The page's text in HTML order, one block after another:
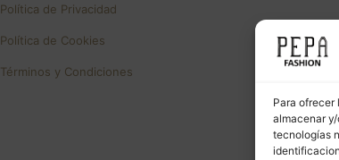
Para ofrecer
almacenar
tecnologías
Política de Privacidad
Política de Cookies
Términos y Condiciones